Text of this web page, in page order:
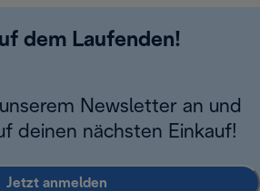
dem Laufenden!
Newsletter an und
deinen nächsten Einkauf!
Jetzt anmelden